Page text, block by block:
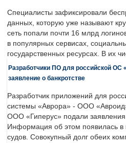
Специалисты зафиксировали
данных, которую уже называют
сеть попали почти 16 млрд
в популярных сервисах,
государственных ресурсах. В их
Разработчики ПО для российской ОС
заявление о банкротстве
Разработчик приложений для
системы «Аврора» - ООО
ООО «Гиперус» подали заявления
Информация об этом появилась в
судов. Совокупный долг обеих